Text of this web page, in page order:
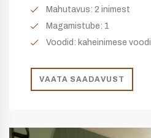
Mahutavus: 2 inimest
Magamistube: 1
Voodid: kaheinimese voodi
VAATA SAADAVUST